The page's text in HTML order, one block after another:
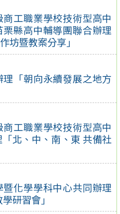
工職業學校技術型高中
縣高中輔導團聯合辦理
坊暨教案分享」
「朝向永續發展之地方
工職業學校技術型高中
北、中、南、東 共備社
化學學科中心共同辦理
研習會」